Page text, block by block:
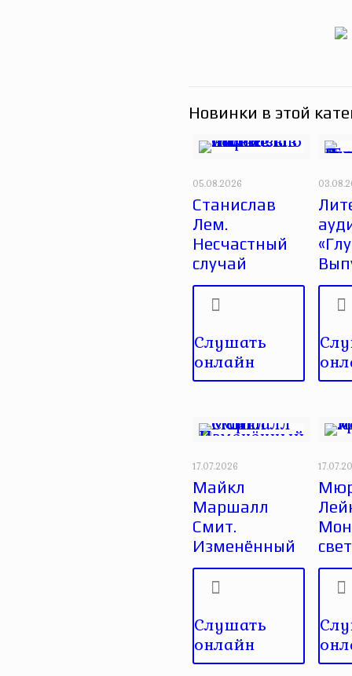
Новинки в этой
05.08.2026
Станислав
Лем.
Несчастный
случай
Слушать
онлайн
17.07.2026
Майкл
Маршалл
Смит.
Изменённый
Слушать
онлайн